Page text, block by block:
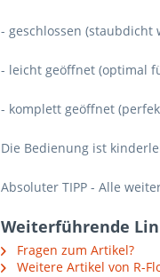
- geschlossen (staubdicht
- leicht geöffnet (optimal
- komplett geöffnet
Die Bedienung ist
Absoluter TIPP - Alle
Weiterführende
Fragen zum Artikel?
Weitere Artikel von R-